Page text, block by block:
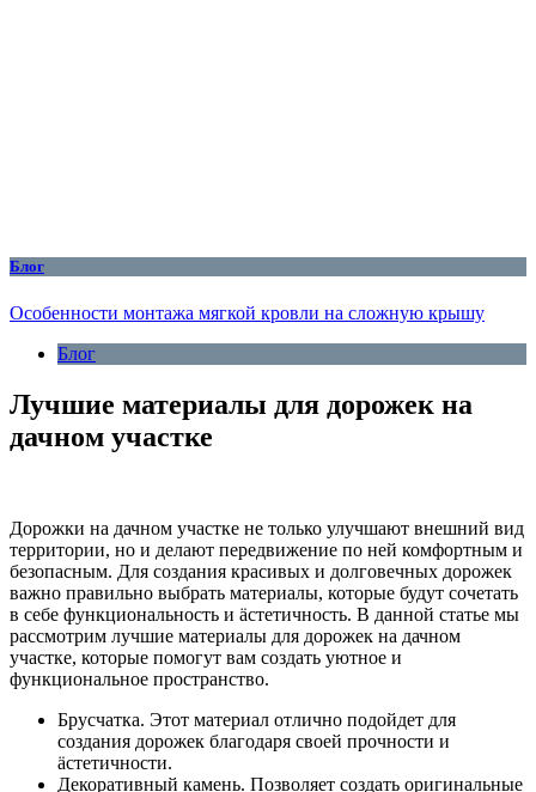
Блог
Особенности монтажа мягкой кровли на сложную крышу
Блог
Лучшие материалы для дорожек на
дачном участке
Дорожки на дачном участке не только улучшают внешний вид
территории, но и делают передвижение по ней комфортным и
безопасным. Для создания красивых и долговечных дорожек
важно правильно выбрать материалы, которые будут сочетать
в себе функциональность и äстетичность. В данной статье мы
рассмотрим лучшие материалы для дорожек на дачном
участке, которые помогут вам создать уютное и
функциональное пространство.
Брусчатка. Этот материал отлично подойдет для
создания дорожек благодаря своей прочности и
äстетичности.
Декоративный камень. Позволяет создать оригинальные